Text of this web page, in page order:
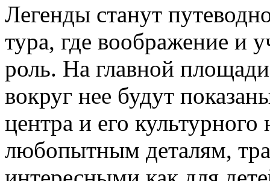
Легенды станут
тура, где воображение и
роль. На главной
вокруг нее будут
центра и его культурного
любопытным деталям,